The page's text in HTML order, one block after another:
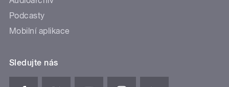
Podcasty
Mobilní aplikace
Sledujte nás